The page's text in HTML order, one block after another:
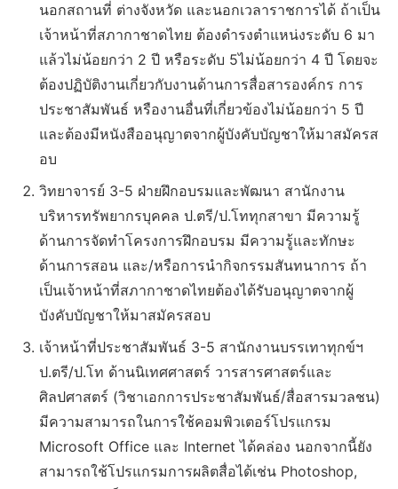
นอกสถานที่ ต่างจังหวัด และนอกเวลาราชการได้ ถ้าเป็น
เจ้าหน้าที่สภากาชาดไทย ต้องดำรงตำแหน่งระดับ 6 มา
แล้วไม่น้อยกว่า 2 ปี หรือระดับ 5ไม่น้อยกว่า 4 ปี โดยจะ
ต้องปฏิบัติงานเกี่ยวกับงานด้านการสื่อสารองค์กร การ
ประชาสัมพันธ์ หรืองานอื่นที่เกี่ยวข้องไม่น้อยกว่า 5 ปี
และต้องมีหนังสืออนุญาตจากผู้บังคับบัญชาให้มาสมัครส
อบ
วิทยาจารย์ 3-5 ฝ่ายฝึกอบรมและพัฒนา สานักงาน
บริหารทรัพยากรบุคคล ป.ตรี/ป.โททุกสาขา มีความรู้
ด้านการจัดทำโครงการฝึกอบรม มีความรู้และทักษะ
ด้านการสอน และ/หรือการนำกิจกรรมสันทนาการ ถ้า
เป็นเจ้าหน้าที่สภากาชาดไทยต้องได้รับอนุญาตจากผู้
บังคับบัญชาให้มาสมัครสอบ
เจ้าหน้าที่ประชาสัมพันธ์ 3-5 สานักงานบรรเทาทุกข์ฯ
ป.ตรี/ป.โท ด้านนิเทศศาสตร์ วารสารศาสตร์และ
ศิลปศาสตร์ (วิชาเอกการประชาสัมพันธ์/สื่อสารมวลชน)
มีความสามารถในการใช้คอมพิวเตอร์โปรแกรม
Microsoft Office และ Internet ได้คล่อง นอกจากนี้ยัง
สามารถใช้โปรแกรมการผลิตสื่อได้เช่น Photoshop,